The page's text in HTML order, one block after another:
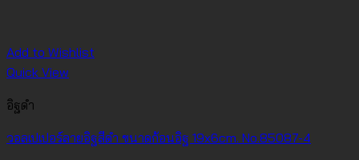
Add to Wishlist
Quick View
อิฐดำ
วอลเปเปอร์ลายอิฐสีดำ ขนาดก้อนอิฐ 19x6cm. No.85087-4